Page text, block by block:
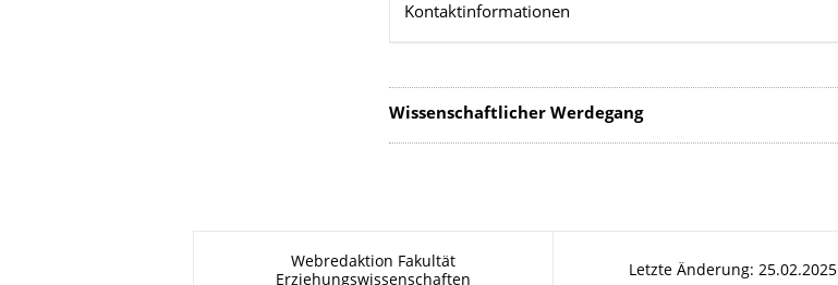
Kontaktinformationen
Wissenschaftlicher Werdegang
Webredaktion Fakultät
Erziehungswissenschaften
Letzte Änderung: 25.02.2025